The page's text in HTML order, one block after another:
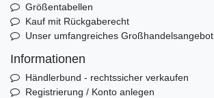
Größentabellen
Kauf mit Rückgaberecht
Unser umfangreiches Großhandelsangebot
Informationen
Händlerbund - rechtssicher verkaufen
Registrierung / Konto anlegen